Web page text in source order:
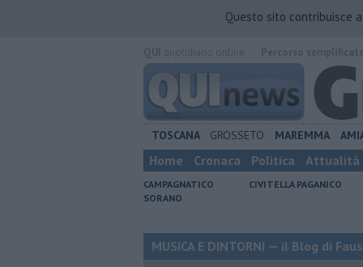
Questo sito contribuisce
TOSCANA GROSSETO MAREMMA
Home Cronaca Politica Attualità
CAMPAGNATICO CIVITELLA PAGANICO
SORANO
MUSICA E DINTORNI — il Blog di